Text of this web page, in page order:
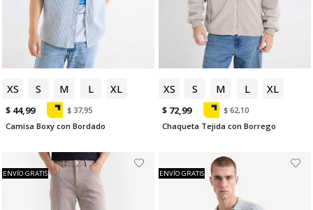
XS S M L XL
$ 44,99
$ 37,95
Camisa Boxy con Bordado
XS S M L XL
$ 72,99
$ 62,10
Chaqueta Tejida con Borrego
ENVÍO GRATIS ENVÍO GRATIS